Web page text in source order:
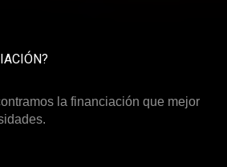
la financiación que mejor